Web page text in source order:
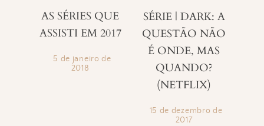
AS SÉRIES QUE
ASSISTI EM 2017
5 de janeiro de
2018
SÉRIE | DARK: A
QUESTÃO NÃO
É ONDE, MAS
QUANDO?
(NETFLIX)
15 de dezembro de
2017